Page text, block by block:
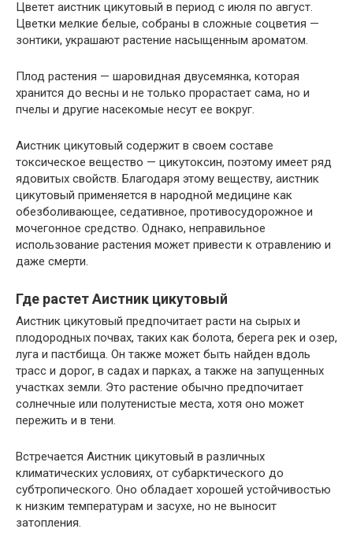
Цветет аистник цикутовый в период с июля по август.
Цветки мелкие белые, собраны в сложные соцветия —
зонтики, украшают растение насыщенным ароматом.
Плод растения — шаровидная двусемянка, которая
хранится до весны и не только прорастает сама, но и
пчелы и другие насекомые несут ее вокруг.
Аистник цикутовый содержит в своем составе
токсическое вещество — цикутоксин, поэтому имеет ряд
ядовитых свойств. Благодаря этому веществу, аистник
цикутовый применяется в народной медицине как
обезболивающее, седативное, противосудорожное и
мочегонное средство. Однако, неправильное
использование растения может привести к отравлению и
даже смерти.
Где растет Аистник цикутовый
Аистник цикутовый предпочитает расти на сырых и
плодородных почвах, таких как болота, берега рек и озер,
луга и пастбища. Он также может быть найден вдоль
трасс и дорог, в садах и парках, а также на запущенных
участках земли. Это растение обычно предпочитает
солнечные или полутенистые места, хотя оно может
пережить и в тени.
Встречается Аистник цикутовый в различных
климатических условиях, от субарктического до
субтропического. Оно обладает хорошей устойчивостью
к низким температурам и засухе, но не выносит
затопления.